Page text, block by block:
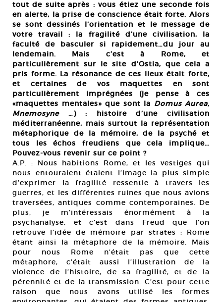
tout de suite après : vous étiez une seconde fois
en alerte, la prise de conscience était forte. Alors
se sont dessinés l’orientation et le message de
votre travail : la fragilité d’une civilisation, la
faculté de basculer si rapidement…du jour au
lendemain. Mais c’est à Rome, et
particulièrement sur le site d’Ostia, que cela a
pris forme. La résonance de ces lieux était forte,
et certaines de vos maquettes en sont
particulièrement imprégnées (je pense à ces
«maquettes mentales» que sont la Domus Aurea,
Mnemosyne…) : histoire d’une civilisation
méditerranéenne, mais surtout la représentation
métaphorique de la mémoire, de la psyché et
tous les échos freudiens que cela implique…
Pouvez-vous revenir sur ce point ?
A.P. : Nous habitions Rome, et les vestiges qui
nous entouraient étaient l’image la plus simple
d’exprimer la fragilité ressentie à travers les
guerres, et les différentes ruines que nous avions
traversées, antiques comme contemporaines. De
plus, je m’intéressais énormément à la
psychanalyse, et c’est dans Freud que l’on
retrouve l’idée de mémoire par strates : Rome
étant ainsi la métaphore de la mémoire. Mais
pour nous Rome n’était pas que cette
métaphore, c’était aussi l’illustration de la
violence de l’histoire, de sa fragilité, et de la
pérennité et de la transmission. C’est pour cette
raison que nous avons utilisé les formes